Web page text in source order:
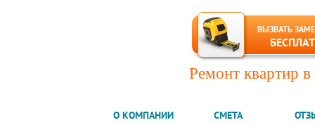
ВЫЗВАТЬ
Ремонт квартир
О КОМПАНИИ СМЕТА